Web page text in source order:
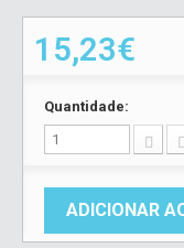
15,23€
Quantidade:
ADICIONAR